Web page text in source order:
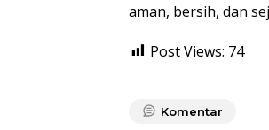
aman, bersih, dan
Post Views: 74
Komentar